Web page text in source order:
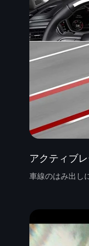
アクティブ
車線のはみ出し